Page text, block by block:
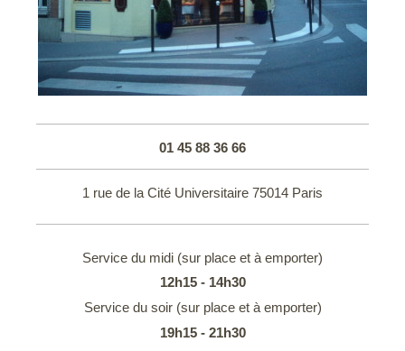
01 45 88 36 66
1 rue de la Cité Universitaire 75014 Paris
Service du midi (sur place et à emporter)
12h15 - 14h30
Service du soir (sur place et à emporter)
19h15 - 21h30